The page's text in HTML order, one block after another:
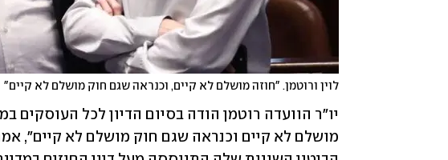
לוין ורוטמן. "חוזה מושלם לא קיים, וכנראה שגם חוק מושלם לא קיים"